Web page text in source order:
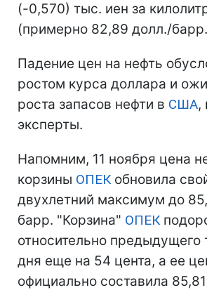
(-0,570) тыс. иен за
(примерно 82,89 долл./
Падение цен на нефть
ростом курса доллара и
роста запасов нефти в США,
эксперты.
Напомним, 11 ноября цена
корзины ОПЕКобновила
двухлетний максимум до
барр. "Корзина" ОПЕК
относительно предыдущего
дня еще на 54 цента, а ее
официально составила